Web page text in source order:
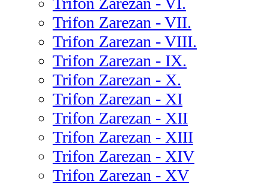
Trifon Zarezan - VII.
Trifon Zarezan - VIII.
Trifon Zarezan - IX.
Trifon Zarezan - X.
Trifon Zarezan - XI
Trifon Zarezan - XII
Trifon Zarezan - XIII
Trifon Zarezan - XIV
Trifon Zarezan - XV